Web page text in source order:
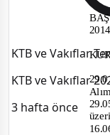
KTB ve Vakıflar
KTB ve Vakıflar
3 hafta önce